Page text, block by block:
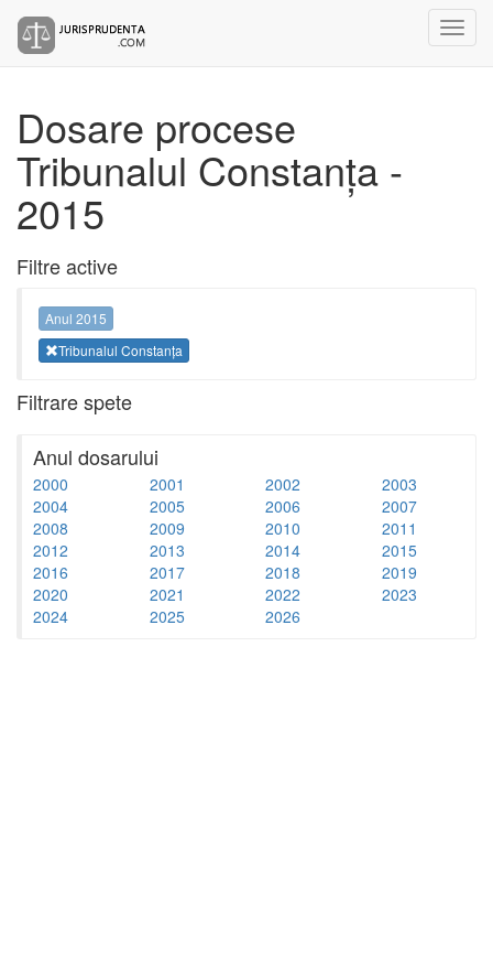
Dosare procese
Tribunalul Constanța -
2015
Filtre active
Anul 2015
Tribunalul Constanța
Filtrare spete
Anul dosarului
2000 2001 2002
2003
2004
2005 2006
2007
2008
2009 2010
2011
2012
2013 2014
2015
2016
2017 2018
2019
2020
2021 2022
2023
2024
2025 2026